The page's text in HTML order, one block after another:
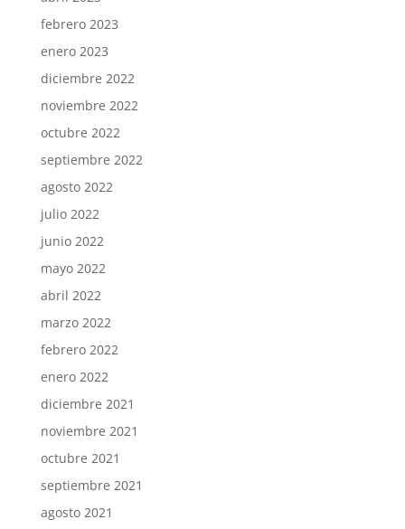
febrero 2023
enero 2023
diciembre 2022
noviembre 2022
octubre 2022
septiembre 2022
agosto 2022
julio 2022
junio 2022
mayo 2022
abril 2022
marzo 2022
febrero 2022
enero 2022
diciembre 2021
noviembre 2021
octubre 2021
septiembre 2021
agosto 2021